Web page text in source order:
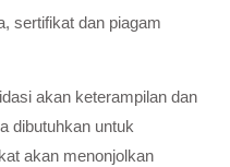
sertifikat dan piagam
akan keterampilan dan
dibutuhkan untuk
akan menonjolkan